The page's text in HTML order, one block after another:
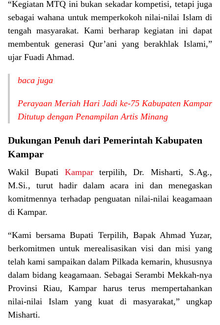
“Kegiatan MTQ ini bukan sekadar kompetisi, tetapi juga
sebagai wahana untuk memperkokoh nilai-nilai Islam di
tengah masyarakat. Kami berharap kegiatan ini dapat
membentuk generasi Qur’ani yang berakhlak Islami,”
ujar Fuadi Ahmad.
baca juga
Perayaan Meriah Hari Jadi ke-75 Kabupaten Kampar
Ditutup dengan Penampilan Artis Minang
Dukungan Penuh dari Pemerintah Kabupaten
Kampar
Wakil Bupati Kamparterpilih, Dr. Misharti, S.Ag.,
M.Si., turut hadir dalam acara ini dan menegaskan
komitmennya terhadap penguatan nilai-nilai keagamaan
di Kampar.
“Kami bersama Bupati Terpilih, Bapak Ahmad Yuzar,
berkomitmen untuk merealisasikan visi dan misi yang
telah kami sampaikan dalam Pilkada kemarin, khususnya
dalam bidang keagamaan. Sebagai Serambi Mekkah-nya
Provinsi Riau, Kampar harus terus mempertahankan
nilai-nilai Islam yang kuat di masyarakat,” ungkap
Misharti.